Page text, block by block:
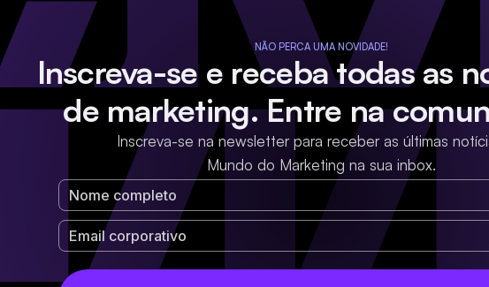
NÃO PERCA UMA NOVIDADE!
Inscreva-se e receba todas as
de marketing. Entre na
Inscreva-se na newsletter para receber as últimas
Mundo do Marketing na sua inbox.